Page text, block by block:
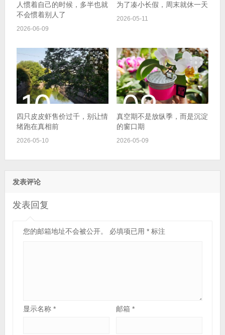
人惯着自己的时候，多半也就
不会惯着别人了
2026-06-09
为了凑小长假，周末就休一天
2026-05-11
四只皮皮虾售价过千，别让情
绪跑在真相前
2026-05-10
真空期不是放纵季，而是沉淀
的窗口期
2026-05-09
发表评论
发表回复
您的邮箱地址不会被公开。 必填项已用 *标注
显示名称 * 邮箱*